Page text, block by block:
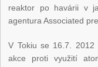
reaktor po havárii v
agentura Associated
V Tokiu se 16.7.
akce proti využití